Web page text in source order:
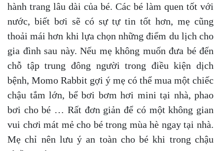
hành trang lâu dài của bé. Các bé làm quen tốt với
nước, biết bơi sẽ có sự tự tin tốt hơn, mẹ cũng
thoải mái hơn khi lựa chọn những điểm du lịch cho
gia đình sau này. Nếu mẹ không muốn đưa bé đến
chỗ tập trung đông người trong điều kiện dịch
bệnh, Momo Rabbit gợi ý mẹ có thể mua một chiếc
chậu tắm lớn, bể bơi bơm hơi mini tại nhà, phao
bơi cho bé … Rất đơn giản để có một không gian
vui chơi mát mẻ cho bé trong mùa hè ngay tại nhà.
Mẹ chỉ nên lưu ý an toàn cho bé khi trong chậu